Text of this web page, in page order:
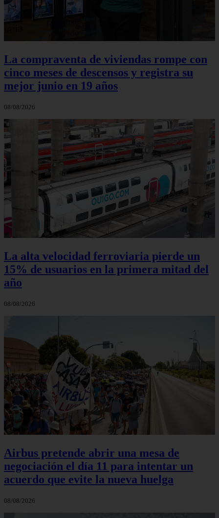
La compraventa de viviendas rompe con
cinco meses de descensos y registra su
mejor junio en 19 años
08/08/2026
La alta velocidad ferroviaria pierde un
15% de usuarios en la primera mitad del
año
08/08/2026
Airbus pretende abrir una mesa de
negociación el día 11 para intentar un
acuerdo que evite la nueva huelga
08/08/2026